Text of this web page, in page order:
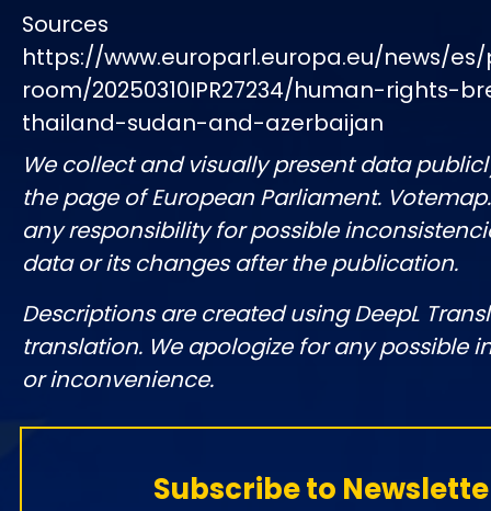
Sources
https://www.europarl.europa.eu/news/
room/20250310IPR27234/human-rights-
thailand-sudan-and-azerbaijan
We collect and visually present data
the page of European Parliament.
any responsibility for possible
data or its changes after the publication.
Descriptions are created using DeepL
translation. We apologize for any possible
or inconvenience.
Subscribe to